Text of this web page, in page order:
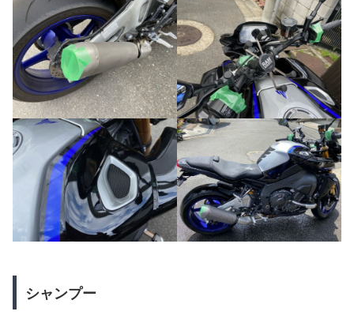
シャンプー